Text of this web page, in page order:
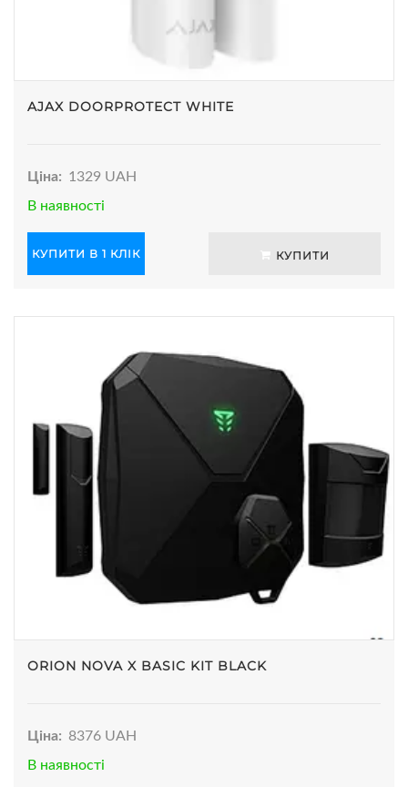
AJAX DOORPROTECT WHITE
Ціна: 1329 UAH
В наявності
КУПИТИ В 1 КЛІК КУПИТИ
ORION NOVA X BASIC KIT BLACK
Ціна: 8376 UAH
В наявності